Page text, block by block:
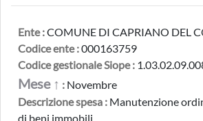
Ente :COMUNE DI CAPRIANO DEL
Codice ente :000163759
Codice gestionale Siope :
Mese ↑ : Novembre
Descrizione spesa : Manutenzione
di beni immobili